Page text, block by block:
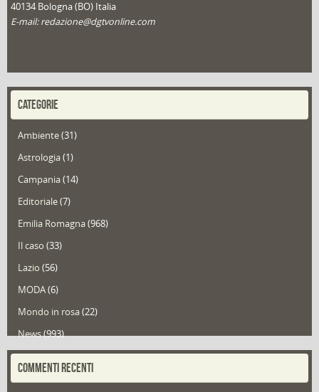
40134 Bologna (BO) Italia
E-mail: redazione@dgtvonline.com
CATEGORIE
Ambiente(31)
Astrologia(1)
Campania(14)
Editoriale(7)
Emilia Romagna(968)
Il caso (33)
Lazio (56)
MODA(6)
Mondo in rosa(22)
News(993)
Portfolio(1)
COMMENTI RECENTI